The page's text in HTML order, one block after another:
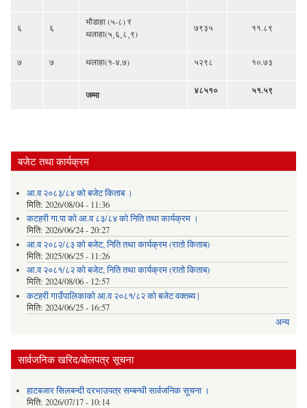
६ ६
भौडाहा (५-८) र
थलाहा(५¸६¸८¸९)
७९३५ ११.८९
७ ७ थलाहा(१-४,७) ५२९८ १०.७३
जम्मा ४८५१० ५१.५९
बजेट तथा कार्यक्रम
आ.व २०८३/८४ को बजेट किताब ।
मिति: 2026/08/04 - 11:36
कटहरी गा.पा को आ.व ८३/८४ को निति तथा कार्यक्रम ।
मिति: 2026/06/24 - 20:27
आ.व २०८२/८३ को बजेट, निति तथा कार्यक्रम (रातो किताब)
मिति: 2025/06/25 - 11:26
आ.व २०८१/८२ को बजेट, निति तथा कार्यक्रम (रातो किताब)
मिति: 2024/08/06 - 12:57
कटहरी गाउँपालिकाको आ.व २०८१/८२ को बजेट वक्तब्य |
मिति: 2024/06/25 - 16:57
अन्य
सार्वजनिक खरिद/बोलपत्र सूचना
हाटबजार सिलबन्दी दरभाउपत्र सम्बन्धी सार्वजनिक सूचना ।
मिति: 2026/07/17 - 10:14